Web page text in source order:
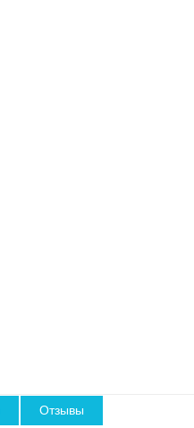
Отзывы